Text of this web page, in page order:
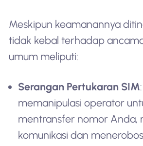
Meskipun keamanannya
tidak kebal terhadap
umum meliputi:
Serangan Pertukaran SIM
memanipulasi operator
mentransfer nomor Anda,
komunikasi dan